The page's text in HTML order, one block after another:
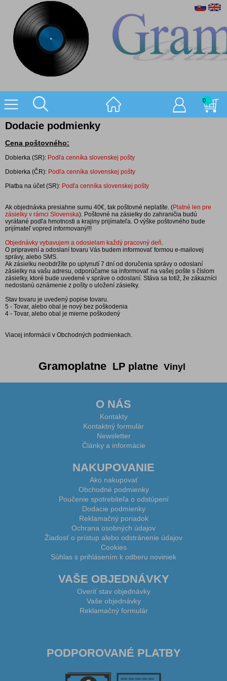
0
Dodacie podmienky
Cena poštovného:
Dobierka (SR): Podľa cenníka slovenskej pošty
Dobierka (ČR): Podľa cenníka slovenskej pošty
Platba na účet (SR): Podľa cenníka slovenskej pošty
Ak objednávka presiahne sumu 40€, tak poštovné neplatíte. (Platné len pre
zásielky v rámci Slovenska). Poštovné na zásielky do zahraničia budú
vyrátané podľa hmotnosti a krajiny prijímateľa. O výške poštovného bude
prijímateľ vopred informovaný!!!
Objednávky vybavujem a odosielam každý pracovný deň.
O pripravení a odoslaní tovaru Vás budem informovať formou e-mailovej
správy, alebo SMS.
Ak zásielku neobdržíte po uplynutí 7 dní od doručenia správy o odoslaní
zásielky na vašu adresu, odporúčame sa informovať na vašej pošte s číslom
zásielky, ktoré bude uvedené v správe o odoslaní. Stáva sa totiž, že zákazníci
nedostanú oznámenie z pošty o uložení zásielky.
Stav tovaru je uvedený popise tovaru.
5 - Tovar, alebo obal je nový bez poškodenia
4 - Tovar, alebo obal je mierne poškodený
Viacej informácii v Obchodných podmienkach.
Gramoplatne LP platne Vinyl
O NÁS
Kontakty
Kontaktný formulár
Newsletter
Články a informácie
NAKUPOVANIE
Ako nakupovať
Obchodné podmienky
Poučenie spotrebiteľa o odstúpení
Dodacie podmienky
Reklamačný poriadok
Ochrana osobných údajov
Žiadosť o prístup alebo odstránenie údajov
Cookies
Súhlas s prihlásením k odberu noviniek
VAŠE OBJEDNÁVKY
Overiť stav objednávky
Vaše objednávky
Reklamačný formulár
PODPOROVANÉ PLATBY